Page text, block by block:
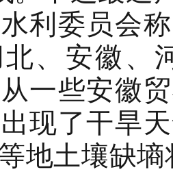
利委员会
、安徽、
一些安徽
现了干旱
地土壤缺